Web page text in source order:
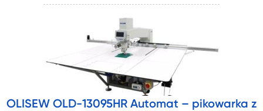
OLISEW OLD-13095HR Automat – pikowarka z